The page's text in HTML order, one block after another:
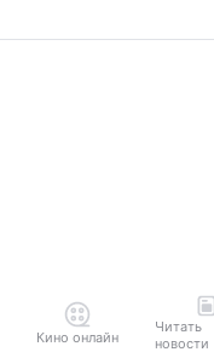
Кино онлайн
Читать
новости